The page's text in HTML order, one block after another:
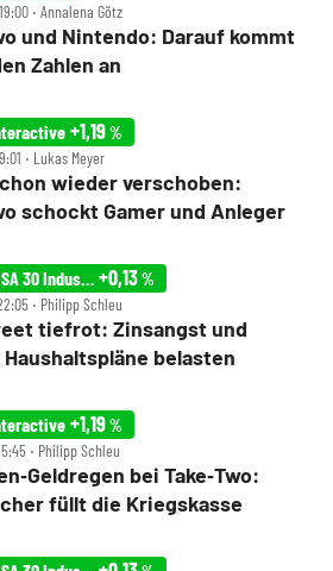
‧ Annalena Götz
und Nintendo: Darauf kommt
Zahlen an
+1,19%
‧ Lukas Meyer
wieder verschoben:
schockt Gamer und Anleger
Infront USA 30 Industrial +0,13%
‧ Philipp Schleu
tiefrot: Zinsangst und
belasten
+1,19%
‧ Philipp Schleu
bei Take‑Two:
füllt die Kriegskasse